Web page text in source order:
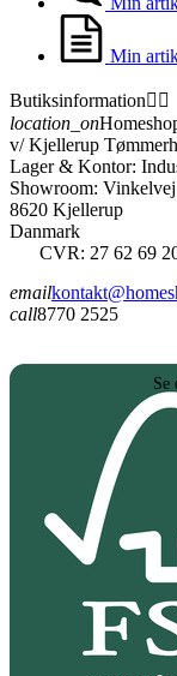
Min
Butiksinformation 
location_on
v/ Kjellerup
Lager & Kontor:
Showroom: Vinkelvej
8620 Kjellerup
Danmark
CVR: 27 62 69
email
call8770 2525
Se